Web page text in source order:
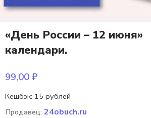
«День России – 12 июня»
календари.
99,00₽
Кешбэк: 15 рублей
Продавец: 24obuch.ru